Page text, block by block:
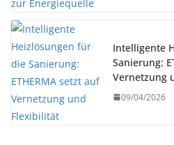
Intelligente
Sanierung:
Vernetzung
09/04/2026